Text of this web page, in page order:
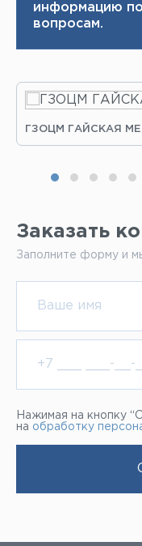
информацию
вопросам.
ГЗОЦМ ГАЙСКАЯ
Заказать
Заполните форму и
Нажимая на кнопку
на обработку